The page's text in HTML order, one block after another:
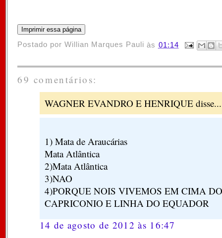
Postado porWillian Marques Pauli às 01:14
69 comentários:
WAGNER EVANDRO E HENRIQUE disse...
1) Mata de Araucárias
Mata Atlântica
2)Mata Atlântica
3)NAO
4)PORQUE NOIS VIVEMOS EM CIMA
CAPRICONIO E LINHA DO EQUADOR
14 de agosto de 2012 às 16:47